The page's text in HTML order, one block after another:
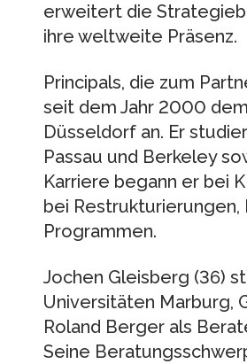
erweitert die
ihre weltweite Präsenz.
Principals, die zum
seit dem Jahr 2000
Düsseldorf an. Er
Passau und Berkeley
Karriere begann er bei
bei
Programmen.
Jochen Gleisberg (36)
Universitäten Marburg,
Roland Berger als
Seine